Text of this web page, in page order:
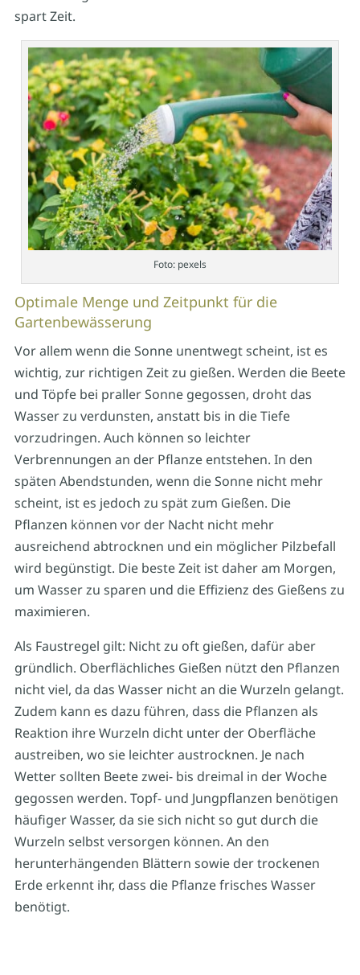
spart Zeit.
Foto: pexels
Optimale Menge und Zeitpunkt für die
Gartenbewässerung
Vor allem wenn die Sonne unentwegt scheint, ist es
wichtig, zur richtigen Zeit zu gießen. Werden die Beete
und Töpfe bei praller Sonne gegossen, droht das
Wasser zu verdunsten, anstatt bis in die Tiefe
vorzudringen. Auch können so leichter
Verbrennungen an der Pflanze entstehen. In den
späten Abendstunden, wenn die Sonne nicht mehr
scheint, ist es jedoch zu spät zum Gießen. Die
Pflanzen können vor der Nacht nicht mehr
ausreichend abtrocknen und ein möglicher Pilzbefall
wird begünstigt. Die beste Zeit ist daher am Morgen,
um Wasser zu sparen und die Effizienz des Gießens zu
maximieren.
Als Faustregel gilt: Nicht zu oft gießen, dafür aber
gründlich. Oberflächliches Gießen nützt den Pflanzen
nicht viel, da das Wasser nicht an die Wurzeln gelangt.
Zudem kann es dazu führen, dass die Pflanzen als
Reaktion ihre Wurzeln dicht unter der Oberfläche
austreiben, wo sie leichter austrocknen. Je nach
Wetter sollten Beete zwei- bis dreimal in der Woche
gegossen werden. Topf- und Jungpflanzen benötigen
häufiger Wasser, da sie sich nicht so gut durch die
Wurzeln selbst versorgen können. An den
herunterhängenden Blättern sowie der trockenen
Erde erkennt ihr, dass die Pflanze frisches Wasser
benötigt.